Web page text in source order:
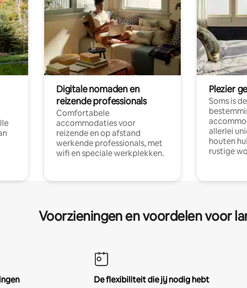
Digitale nomaden en
reizende professionals
Comfortabele
accommodaties voor
reizende en op afstand
werkende professionals, met
wifi en speciale werkplekken.
Plezier
Soms is
allerlei
houten
rustige
Voorzieningen en voordelen voor
De flexibiliteit die jij nodig hebt